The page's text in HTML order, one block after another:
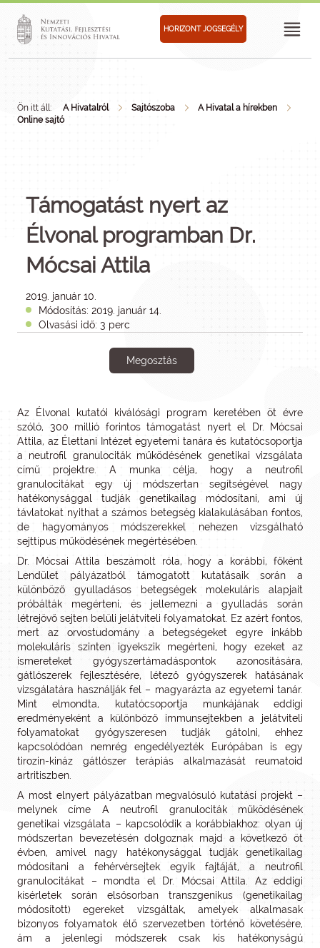
HORIZONT JOGSEGÉLY
Ön itt áll: A Hivatalról Sajtószoba
A Hivatal a hírekben
Online sajtó
Támogatást nyert az
Élvonal programban Dr.
Mócsai Attila
2019. január 10.
Módosítás: 2019. január 14.
Olvasási idő: 3 perc
Megosztás
Az Élvonal kutatói kiválósági program keretében öt évre
szóló, 300 millió forintos támogatást nyert el Dr. Mócsai
Attila, az Élettani Intézet egyetemi tanára és kutatócsoportja
a neutrofil granulociták működésének genetikai vizsgálata
című projektre. A munka célja, hogy a neutrofil
granulocitákat egy új módszertan segítségével nagy
hatékonysággal tudják genetikailag módosítani, ami új
távlatokat nyithat a számos betegség kialakulásában fontos,
de hagyományos módszerekkel nehezen vizsgálható
sejttípus működésének megértésében.
Dr. Mócsai Attila beszámolt róla, hogy a korábbi, főként
Lendület pályázatból támogatott kutatásaik során a
különböző gyulladásos betegségek molekuláris alapjait
próbálták megérteni, és jellemezni a gyulladás során
létrejövő sejten belüli jelátviteli folyamatokat. Ez azért fontos,
mert az orvostudomány a betegségeket egyre inkább
molekuláris szinten igyekszik megérteni, hogy ezeket az
ismereteket gyógyszertámadáspontok azonosítására,
gátlószerek fejlesztésére, létező gyógyszerek hatásának
vizsgálatára használják fel – magyarázta az egyetemi tanár.
Mint elmondta, kutatócsoportja munkájának eddigi
eredményeként a különböző immunsejtekben a jelátviteli
folyamatokat gyógyszeresen tudják gátolni, ehhez
kapcsolódóan nemrég engedélyezték Európában is egy
tirozin-kináz gátlószer terápiás alkalmazását reumatoid
artritiszben.
A most elnyert pályázatban megvalósuló kutatási projekt –
melynek címe A neutrofil granulociták működésének
genetikai vizsgálata – kapcsolódik a korábbiakhoz: olyan új
módszertan bevezetésén dolgoznak majd a következő öt
évben, amivel nagy hatékonysággal tudják genetikailag
módosítani a fehérvérsejtek egyik fajtáját, a neutrofil
granulocitákat – mondta el Dr. Mócsai Attila. Az eddigi
kísérletek során elsősorban transzgenikus (genetikailag
módosított) egereket vizsgáltak, amelyek alkalmasak
bizonyos folyamatok élő szervezetben történő követésére,
ám a jelenlegi módszerek csak kis hatékonyságú